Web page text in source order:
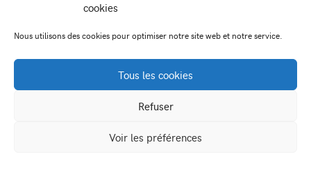
cookies
Nous utilisons des cookies pour optimiser notre site web et notre service.
Tous les cookies
Refuser
Voir les préférences
CÉCILE CLOUTOUR – DAVID DEMOUGEOT
– SOPHIE MONTEL (DIR.) – EXPOSER